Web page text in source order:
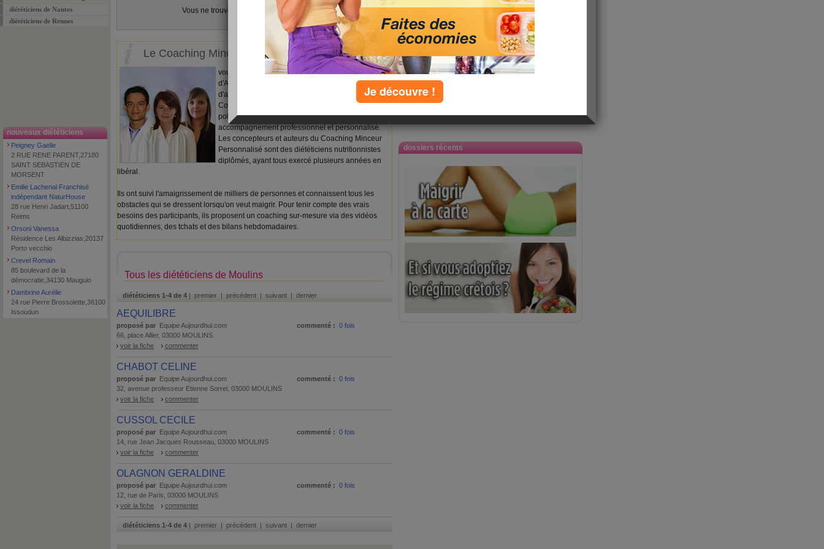
dossiers récents
diététiciens de Nantes
diététiciens de Rennes
nouveaux diététiciens
Peigney Gaelle
2 RUE RENE PARENT,27180
SAINT SEBASTIEN DE
MORSENT
Emilie Lachenal Franchisé
indépendant NaturHouse
28 rue Henri Jadart,51100
Reims
Orsoni Vanessa
Résidence Les Albizzias,20137
Porto vecchio
Crevel Romain
85 boulevard de la
démocratie,34130 Mauguio
Dambrine Aurélie
24 rue Pierre Brossolette,36100
Issoudun
Vous ne trouvez pas ?
ajouter un diététicien
Le Coaching Minceur Personnalisé:
vous suivez déjà le programme minceur
d'Aujourdhui.com mais souhaitez mettre un coup
d'accélérateur? Aucun problème, optez pour le
Coaching minceur personnalisé pour perdre du
poids de façon sûre et définitive, et bénéficier d'un
accompagnement professionnel et personnalisé.
Les concepteurs et auteurs du Coaching Minceur
Personnalisé sont des diététiciens nutritionnistes
diplômés, ayant tous exercé plusieurs années en
libéral.
Ils ont suivi l'amaigrissement de milliers de personnes et connaissent tous les
obstacles qui se dressent lorsqu'on veut maigrir. Pour tenir compte des vrais
besoins des participants, ils proposent un coaching sur-mesure via des vidéos
quotidiennes, des tchats et des bilans hebdomadaires.
Tous les diététiciens de Moulins
diététiciens 1-4 de 4 | premier | précédent | suivant | dernier
AEQUILIBRE
proposé par Equipe Aujourdhui.com commenté : 0 fois
66, place Allier, 03000 MOULINS
voir la fiche
commenter
CHABOT CELINE
proposé par Equipe Aujourdhui.com commenté : 0 fois
32, avenue professeur Etienne Sorrel, 03000 MOULINS
voir la fiche
commenter
CUSSOL CECILE
proposé par Equipe Aujourdhui.com commenté : 0 fois
14, rue Jean Jacques Rousseau, 03000 MOULINS
voir la fiche
commenter
OLAGNON GERALDINE
proposé par Equipe Aujourdhui.com commenté : 0 fois
12, rue de Paris, 03000 MOULINS
voir la fiche
commenter
diététiciens 1-4 de 4 | premier | précédent | suivant | dernier
Je découvre !